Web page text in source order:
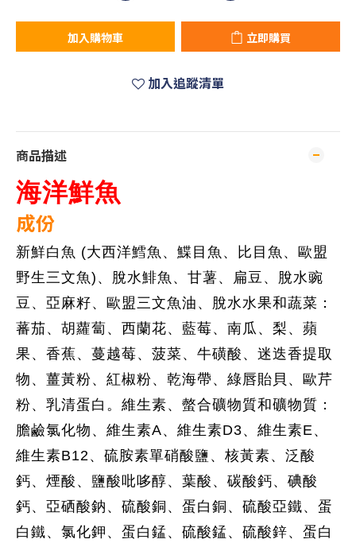
加入購物車 立即購買
加入追蹤清單
商品描述
海洋鮮魚
成份
新鮮白魚 (大西洋鱈魚、鰈目魚、比目魚、歐盟
野生三文魚) 、脫水鯡魚、甘薯、扁豆、脫水豌
豆、亞麻籽、歐盟三文魚油、脫水水果和蔬菜：
蕃茄、胡蘿蔔、西蘭花、藍莓、南瓜、梨、蘋
果、香蕉、蔓越莓、菠菜、牛磺酸、迷迭香提取
物、薑黃粉、紅椒粉、乾海帶、綠唇貽貝、歐芹
粉、乳清蛋白。維生素、螫合礦物質和礦物質：
膽鹼氯化物、維生素A、維生素D3、維生素E 、
維生素B12 、硫胺素單硝酸鹽、核黃素、泛酸
鈣、煙酸、鹽酸吡哆醇、葉酸、碳酸鈣、碘酸
鈣、亞硒酸鈉、硫酸銅、蛋白銅、硫酸亞鐵、蛋
白鐵、氯化鉀、蛋白錳、硫酸錳、硫酸鋅、蛋白